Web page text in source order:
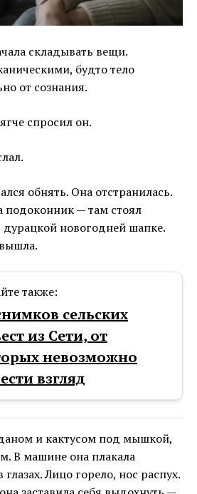
складывать вещи.
будто тело
от сознания.
спросил он.
обнять. Она отстранилась.
подоконник — там стоял
дурацкой новогодней шапке.
также:
сельских
из Сети, от
невозможно
взгляд
и кактусом под мышкой,
В машине она плакала
глазах. Лицо горело, нос распух.